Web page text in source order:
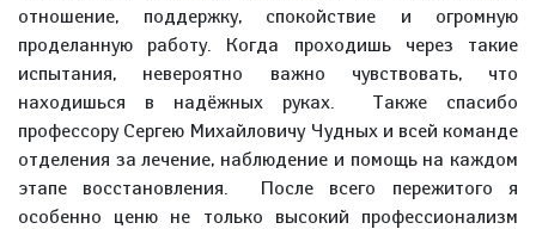
отношение, поддержку, спокойствие и огромную
проделанную работу. Когда проходишь через такие
испытания, невероятно важно чувствовать, что
находишься в надёжных руках. Также спасибо
профессору Сергею Михайловичу Чудных и всей команде
отделения за лечение, наблюдение и помощь на каждом
этапе восстановления. После всего пережитого я
особенно ценю не только высокий профессионализм